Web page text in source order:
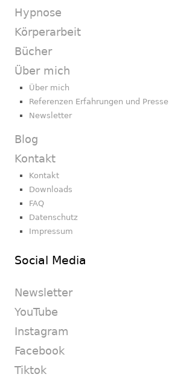
Hypnose
Körperarbeit
Bücher
Über mich
Über mich
Referenzen Erfahrungen und Presse
Newsletter
Blog
Kontakt
Kontakt
Downloads
FAQ
Datenschutz
Impressum
Social Media
Newsletter
YouTube
Instagram
Facebook
Tiktok